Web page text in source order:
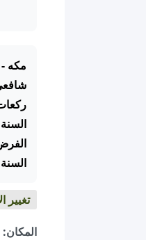
مكه -
تغيير
المكان: